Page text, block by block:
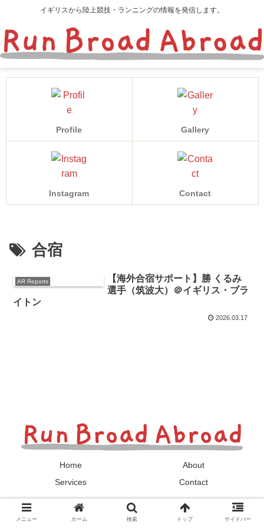
イギリスから陸上競技・ランニングの情報を発信します。
Profile Gallery
Instagram Contact
合宿
AR Reports
【海外合宿サポート】勝 くるみ
選手（筑波大）＠イギリス・ブラ
イトン
2026.03.17
Home
About
Services
Contact
© 2024 Run Broad Abroad.
メニュー ホーム 検索 トップ サイドバー